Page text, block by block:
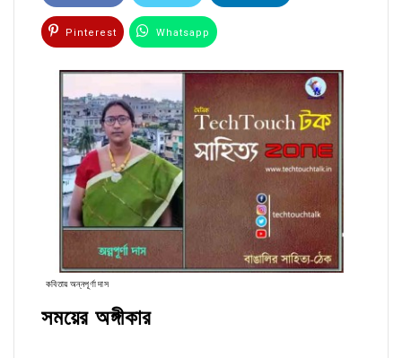
Pinterest Whatsapp
কবিতায় অন্নপূর্ণা দাস
সময়ের অঙ্গীকার